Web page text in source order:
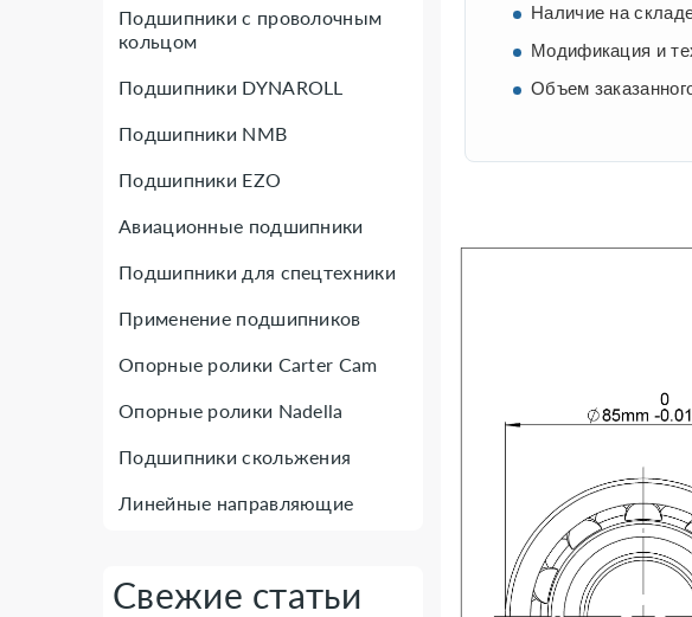
Подшипники с проволочным
кольцом
Подшипники DYNAROLL
Подшипники NMB
Подшипники EZO
Авиационные подшипники
Подшипники для спецтехники
Применение подшипников
Опорные ролики Carter Cam
Опорные ролики Nadella
Подшипники скольжения
Линейные направляющие
Свежие статьи
Наличие на
Модификация и
Объем